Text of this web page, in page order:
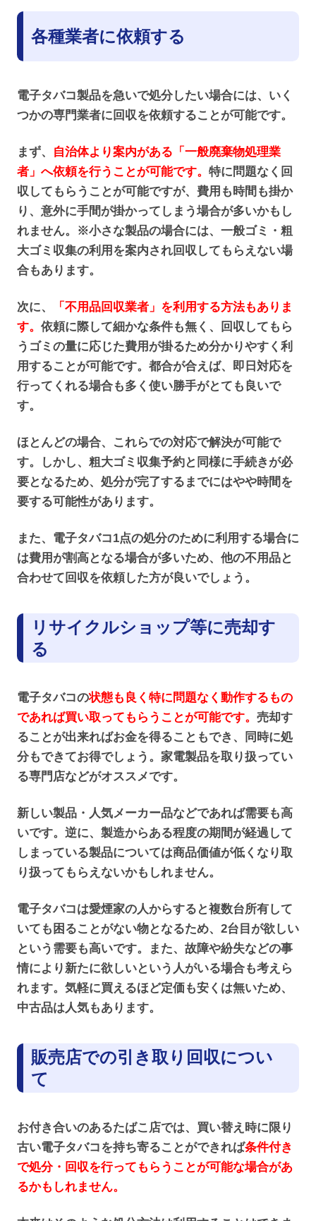
各種業者に依頼する
電子タバコ製品を急いで処分したい場合には、いく
つかの専門業者に回収を依頼することが可能です。
まず、
自治体より案内がある「一般廃棄物処理業
者」へ依頼を行うことが可能です。 特に問題なく回
収してもらうことが可能ですが、費用も時間も掛か
り、意外に手間が掛かってしまう場合が多いかもし
れません。※小さな製品の場合には、一般ゴミ・粗
大ゴミ収集の利用を案内され回収してもらえない場
合もあります。
次に、
「不用品回収業者」を利用する方法もありま
す。 依頼に際して細かな条件も無く、回収してもら
うゴミの量に応じた費用が掛るため分かりやすく利
用することが可能です。都合が合えば、即日対応を
行ってくれる場合も多く使い勝手がとても良いで
す。
ほとんどの場合、これらでの対応で解決が可能で
す。しかし、粗大ゴミ収集予約と同様に手続きが必
要となるため、処分が完了するまでにはやや時間を
要する可能性があります。
また、電子タバコ1点の処分のために利用する場合に
は費用が割高となる場合が多いため、他の不用品と
合わせて回収を依頼した方が良いでしょう。
リサイクルショップ等に売却す
る
電子タバコの状態も良く特に問題なく動作するもの
であれば買い取ってもらうことが可能です。 売却す
ることが出来ればお金を得ることもでき、同時に処
分もできてお得でしょう。家電製品を取り扱ってい
る専門店などがオススメです。
新しい製品・人気メーカー品などであれば需要も高
いです。逆に、製造からある程度の期間が経過して
しまっている製品については商品価値が低くなり取
り扱ってもらえないかもしれません。
電子タバコは愛煙家の人からすると複数台所有して
いても困ることがない物となるため、2台目が欲しい
という需要も高いです。また、故障や紛失などの事
情により新たに欲しいという人がいる場合も考えら
れます。気軽に買えるほど定価も安くは無いため、
中古品は人気もあります。
販売店での引き取り回収につい
て
お付き合いのあるたばこ店では、買い替え時に限り
古い電子タバコを持ち寄ることができれば条件付き
で処分・回収を行ってもらうことが可能な場合があ
るかもしれません。